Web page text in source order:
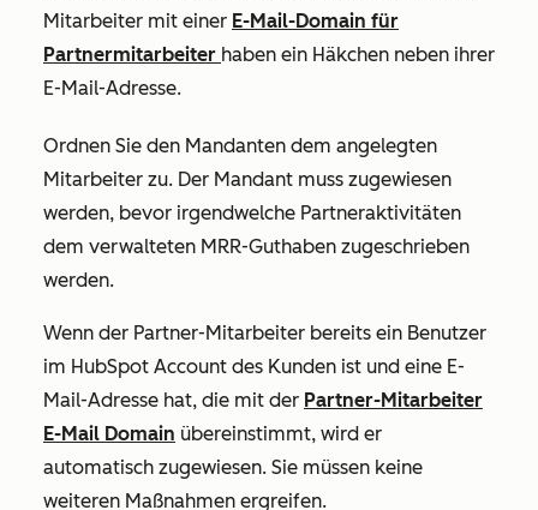
Mitarbeiter mit einer E-Mail-Domain für
Partnermitarbeiter haben ein Häkchen neben ihrer
E-Mail-Adresse.
Ordnen Sie den Mandanten dem angelegten
Mitarbeiter zu. Der Mandant muss zugewiesen
werden, bevor irgendwelche Partneraktivitäten
dem verwalteten MRR-Guthaben zugeschrieben
werden.
Wenn der Partner-Mitarbeiter bereits ein Benutzer
im HubSpot Account des Kunden ist und eine E-
Mail-Adresse hat, die mit der Partner-Mitarbeiter
E-Mail Domain übereinstimmt, wird er
automatisch zugewiesen. Sie müssen keine
weiteren Maßnahmen ergreifen.